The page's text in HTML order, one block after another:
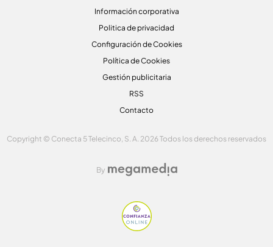
Información corporativa
Politica de privacidad
Configuración de Cookies
Política de Cookies
Gestión publicitaria
RSS
Contacto
Copyright © Conecta 5 Telecinco, S. A. 2026 Todos los derechos reservados
By